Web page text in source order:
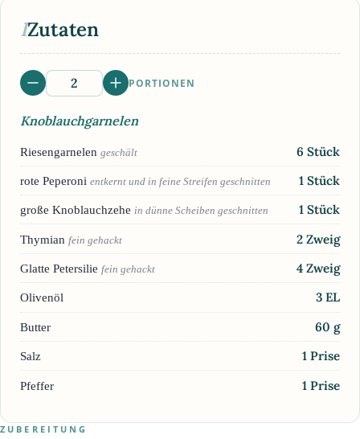
IZutaten
PORTIONEN
Knoblauchgarnelen
Riesengarnelen geschält 6 Stück
rote Peperoni entkernt und in feine Streifen geschnitten 1 Stück
große Knoblauchzehe in dünne Scheiben geschnitten 1 Stück
Thymian fein gehackt 2 Zweig
Glatte Petersilie fein gehackt 4 Zweig
Olivenöl 3 EL
Butter 60 g
Salz 1 Prise
Pfeffer 1 Prise
ZUBEREITUNG